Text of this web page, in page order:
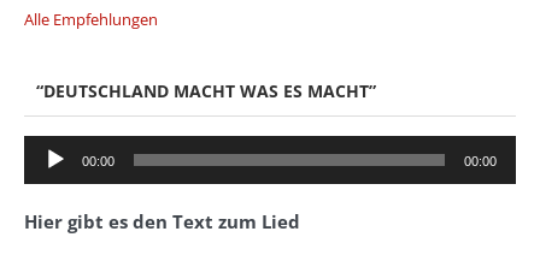
Alle Empfehlungen
“DEUTSCHLAND MACHT WAS ES MACHT”
Audio-
Player
00:00 00:00
Hier gibt es den Text zum Lied